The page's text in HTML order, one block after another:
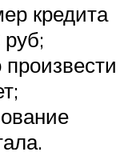
кредита